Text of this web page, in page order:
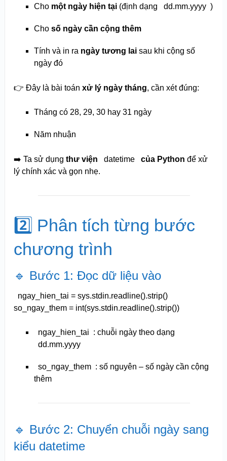
Cho một ngày hiện tại(định dạng dd.mm.yyyy )
Cho số ngày cần cộng thêm
Tính và in ra ngày tương laisau khi cộng số
ngày đó
👉 Đây là bài toán xử lý ngày tháng, cần xét đúng:
Tháng có 28, 29, 30 hay 31 ngày
Năm nhuận
➡️ Ta sử dụng thư viện datetime của Python để xử
lý chính xác và gọn nhẹ.
2️⃣ Phân tích từng bước
chương trình
🔹 Bước 1: Đọc dữ liệu vào
ngay_hien_tai = sys.stdin.readline().strip()
so_ngay_them = int(sys.stdin.readline().strip())
ngay_hien_tai : chuỗi ngày theo dạng
dd.mm.yyyy
so_ngay_them : số nguyên – số ngày cần cộng
thêm
🔹 Bước 2: Chuyển chuỗi ngày sang
kiểu datetime